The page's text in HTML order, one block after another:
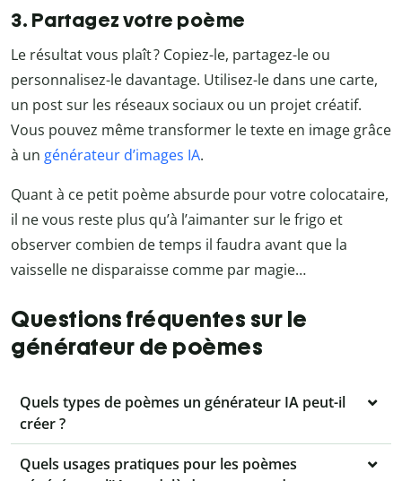
3. Partagez votre poème
Le résultat vous plaît ? Copiez-le, partagez-le ou
personnalisez-le davantage. Utilisez-le dans une carte,
un post sur les réseaux sociaux ou un projet créatif.
Vous pouvez même transformer le texte en image grâce
à un générateur d’images IA.
Quant à ce petit poème absurde pour votre colocataire,
il ne vous reste plus qu’à l’aimanter sur le frigo et
observer combien de temps il faudra avant que la
vaisselle ne disparaisse comme par magie…
Questions fréquentes sur le
générateur de poèmes
Quels types de poèmes un générateur IA peut-il
créer ?
Quels usages pratiques pour les poèmes